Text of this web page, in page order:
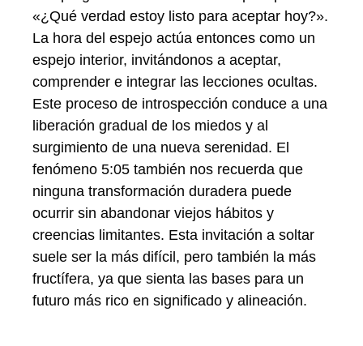
«¿Qué verdad estoy listo para aceptar hoy?».
La hora del espejo actúa entonces como un
espejo interior, invitándonos a aceptar,
comprender e integrar las lecciones ocultas.
Este proceso de introspección conduce a una
liberación gradual de los miedos y al
surgimiento de una nueva serenidad. El
fenómeno 5:05 también nos recuerda que
ninguna transformación duradera puede
ocurrir sin abandonar viejos hábitos y
creencias limitantes. Esta invitación a soltar
suele ser la más difícil, pero también la más
fructífera, ya que sienta las bases para un
futuro más rico en significado y alineación.